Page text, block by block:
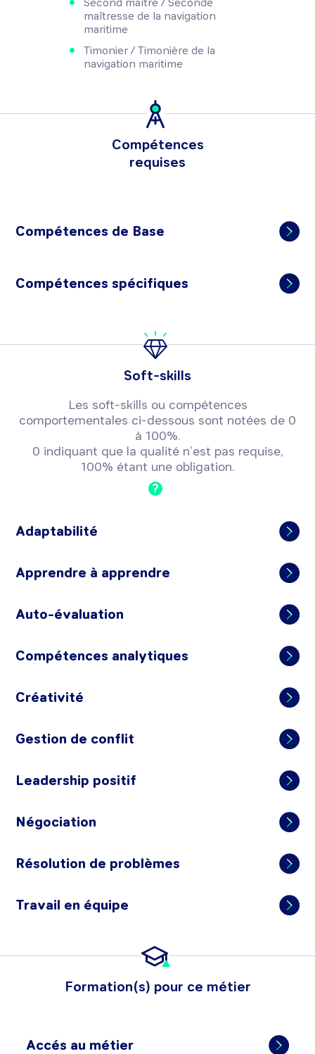
maîtresse de la navigation
maritime
Timonier / Timonière de la
navigation maritime
Compétences
requises
Compétences de Base
Compétences spécifiques
Soft-skills
Les soft-skills ou compétences
comportementales ci-dessous sont notées de 0
à 100%.
0 indiquant que la qualité n’est pas requise,
100% étant une obligation.
?
Adaptabilité
Apprendre à apprendre
Auto-évaluation
Compétences analytiques
Créativité
Gestion de conflit
Leadership positif
Négociation
Résolution de problèmes
Travail en équipe
Formation(s) pour ce métier
Accés au métier